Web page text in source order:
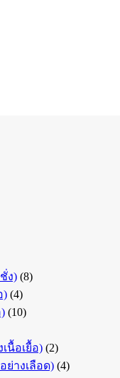
ง) (8)
) (4)
(10)
เนื้อเยื้อ) (2)
ย่างเลือด) (4)